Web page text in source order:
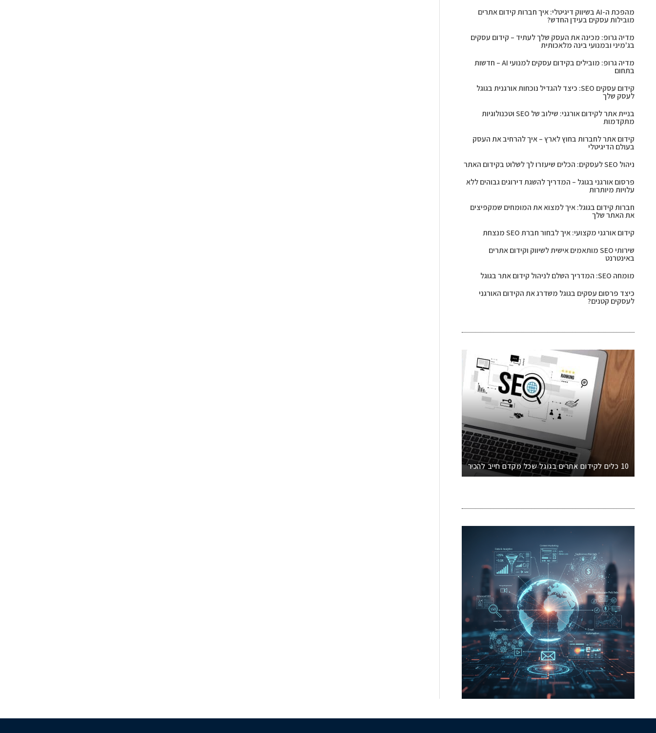
מהפכת ה-AI בשיווק דיגיטלי: איך חברות קידום אתרים
מובילות עסקים בעידן החדש?
מדיה גרופ: מכינה את העסק שלך לעתיד – קידום עסקים
בג'מיני ובמנועי בינה מלאכותית
מדיה גרופ: מובילים בקידום עסקים למנועי AI – חדשות
בתחום
קידום עסקים SEO: כיצד להגדיל נוכחות אורגנית בגוגל
לעסק שלך
בניית אתר לקידום אורגני: שילוב של SEO וטכנולוגיות
מתקדמות
קידום אתר לחברות בחוץ לארץ – איך להרחיב את העסק
בעולם הדיגיטלי
ניהול SEO לעסקים: הכלים שיעזרו לך לשלוט בקידום האתר
פרסום אורגני בגוגל – המדריך להשגת דירוגים גבוהים ללא
עלויות מיותרות
חברות קידום בגוגל: איך למצוא את המומחים שמקפיצים
את האתר שלך
קידום אורגני מקצועי: איך לבחור חברת SEO מנצחת
שירותי SEO מותאמים אישית לשיווק וקידום אתרים
באינטרנט
מומחה SEO: המדריך השלם לניהול קידום אתר בגוגל
כיצד פרסום עסקים בגוגל משדרג את הקידום האורגני
לעסקים קטנים?
10 כלים לקידום אתרים בגוגל שכל מקדם חייב להכיר